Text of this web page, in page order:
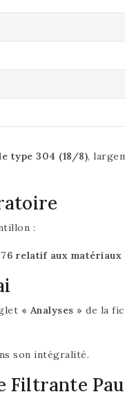
type 304 (18/8),
:
relatif aux
« Analyses » de la
son intégralité.
Filtrante